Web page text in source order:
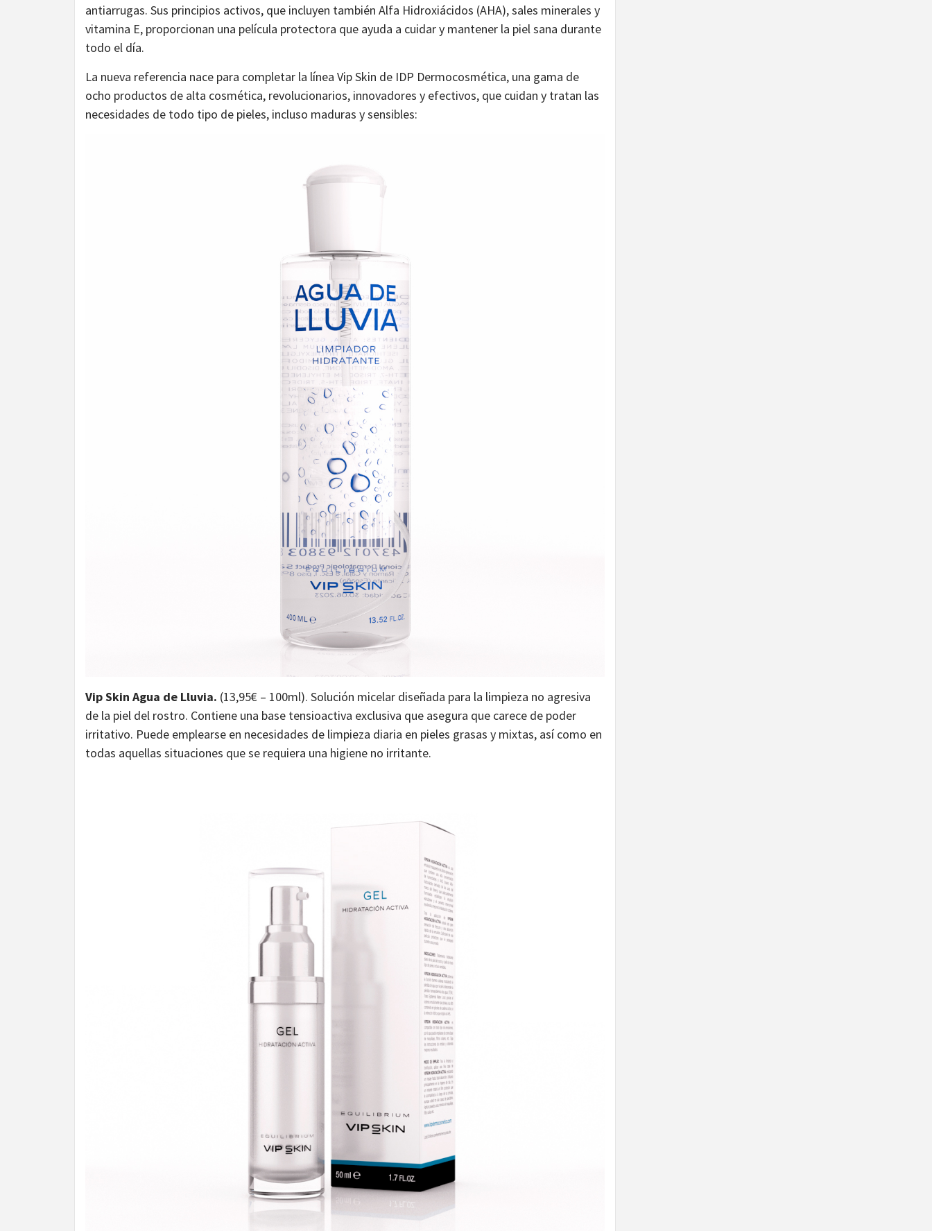
antiarrugas. Sus principios activos, que incluyen también Alfa Hidroxiácidos (AHA), sales minerales y
vitamina E, proporcionan una película protectora que ayuda a cuidar y mantener la piel sana durante
todo el día.
La nueva referencia nace para completar la línea Vip Skin de IDP Dermocosmética, una gama de
ocho productos de alta cosmética, revolucionarios, innovadores y efectivos, que cuidan y tratan las
necesidades de todo tipo de pieles, incluso maduras y sensibles:
Vip Skin Agua de Lluvia. (13,95€ – 100ml). Solución micelar diseñada para la limpieza no agresiva
de la piel del rostro. Contiene una base tensioactiva exclusiva que asegura que carece de poder
irritativo. Puede emplearse en necesidades de limpieza diaria en pieles grasas y mixtas, así como en
todas aquellas situaciones que se requiera una higiene no irritante.